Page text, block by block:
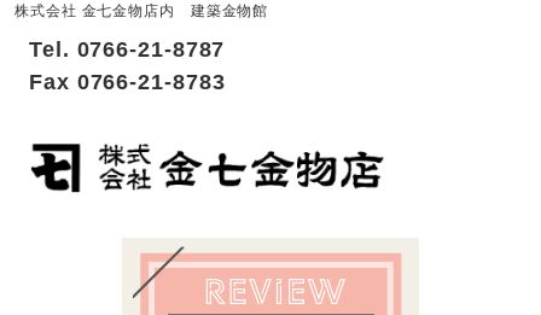
株式会社 金七金物店内 建築金物館
Tel. 0766-21-8787
Fax 0766-21-8783